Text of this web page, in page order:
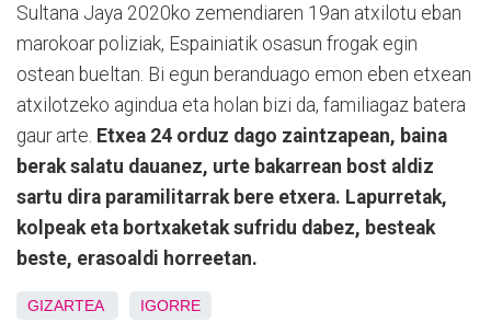
Sultana Jaya 2020ko zemendiaren 19an atxilotu eban
marokoar poliziak, Espainiatik osasun frogak egin
ostean bueltan. Bi egun beranduago emon eben etxean
atxilotzeko agindua eta holan bizi da, familiagaz batera
gaur arte. Etxea 24 orduz dago zaintzapean, baina
berak salatu dauanez, urte bakarrean bost aldiz
sartu dira paramilitarrak bere etxera. Lapurretak,
kolpeak eta bortxaketak sufridu dabez, besteak
beste, erasoaldi horreetan.
GIZARTEA IGORRE